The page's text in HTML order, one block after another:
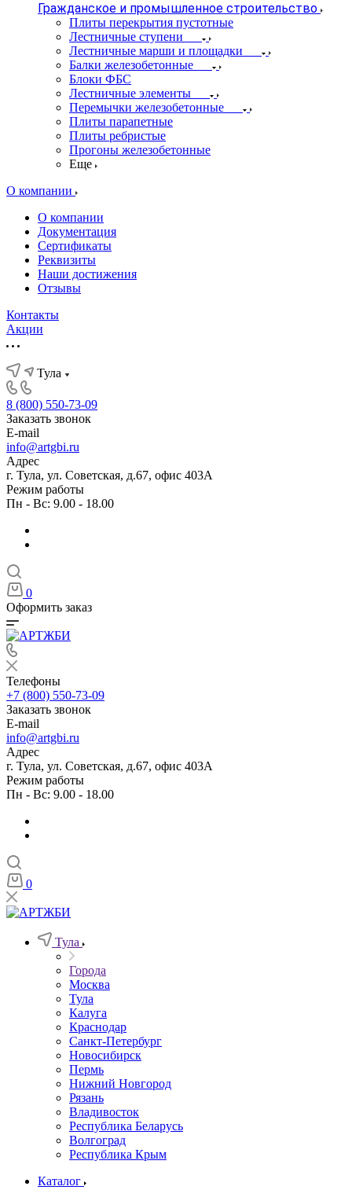
Гражданское и промышленное строительство
Плиты перекрытия пустотные
Лестничные ступени
Лестничные марши и площадки
Балки железобетонные
Блоки ФБС
Лестничные элементы
Перемычки железобетонные
Плиты парапетные
Плиты ребристые
Прогоны железобетонные
Еще
О компании
О компании
Документация
Сертификаты
Реквизиты
Наши достижения
Отзывы
Контакты
Акции
Тула
8 (800) 550-73-09
Заказать звонок
E-mail
info@artgbi.ru
Адрес
г. Тула, ул. Советская, д.67, офис 403А
Режим работы
Пн - Вс: 9.00 - 18.00
0
Оформить заказ
Телефоны
+7 (800) 550-73-09
Заказать звонок
E-mail
info@artgbi.ru
Адрес
г. Тула, ул. Советская, д.67, офис 403А
Режим работы
Пн - Вс: 9.00 - 18.00
0
Тула
Города
Москва
Тула
Калуга
Краснодар
Санкт-Петербург
Новосибирск
Пермь
Нижний Новгород
Рязань
Владивосток
Республика Беларусь
Волгоград
Республика Крым
Каталог